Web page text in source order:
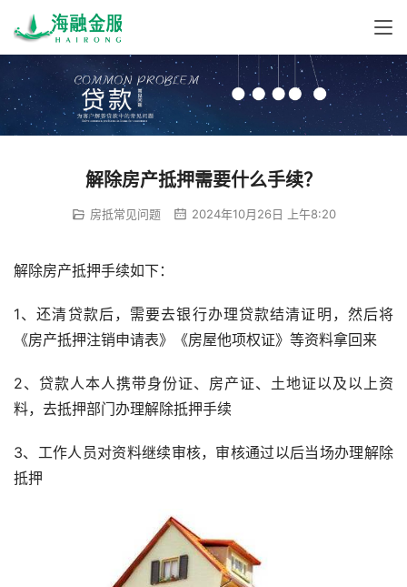
解除房产抵押需要什么手续？
房抵常见问题 2024年10月26日 上午8:20
解除房产抵押手续如下：
1、还清贷款后，需要去银行办理贷款结清证明，然后将
《房产抵押注销申请表》《房屋他项权证》等资料拿回来
2、贷款人本人携带身份证、房产证、土地证以及以上资
料，去抵押部门办理解除抵押手续
3、工作人员对资料继续审核，审核通过以后当场办理解除
抵押